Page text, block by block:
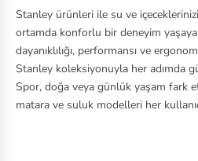
Stanley ürünleri ile su ve
ortamda konforlu bir deneyim
dayanıklılığı, performansı ve
Stanley koleksiyonuyla her adımda
Spor, doğa veya günlük yaşam fark
matara ve suluk modelleri her